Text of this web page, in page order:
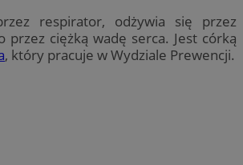
respirator, odżywia się przez
przez ciężką wadę serca. Jest córką
, który pracuje w Wydziale Prewencji.